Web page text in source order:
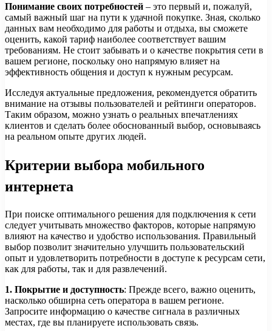
Понимание своих потребностей – это первый и, пожалуй,
самый важный шаг на пути к удачной покупке. Зная, сколько
данных вам необходимо для работы и отдыха, вы сможете
оценить, какой тариф наиболее соответствует вашим
требованиям. Не стоит забывать и о качестве покрытия сети в
вашем регионе, поскольку оно напрямую влияет на
эффективность общения и доступ к нужным ресурсам.
Исследуя актуальные предложения, рекомендуется обратить
внимание на отзывы пользователей и рейтинги операторов.
Таким образом, можно узнать о реальных впечатлениях
клиентов и сделать более обоснованный выбор, основываясь
на реальном опыте других людей.
Критерии выбора мобильного
интернета
При поиске оптимального решения для подключения к сети
следует учитывать множество факторов, которые напрямую
влияют на качество и удобство использования. Правильный
выбор позволит значительно улучшить пользовательский
опыт и удовлетворить потребности в доступе к ресурсам сети,
как для работы, так и для развлечений.
1. Покрытие и доступность: Прежде всего, важно оценить,
насколько обширна сеть оператора в вашем регионе.
Запросите информацию о качестве сигнала в различных
местах, где вы планируете использовать связь.